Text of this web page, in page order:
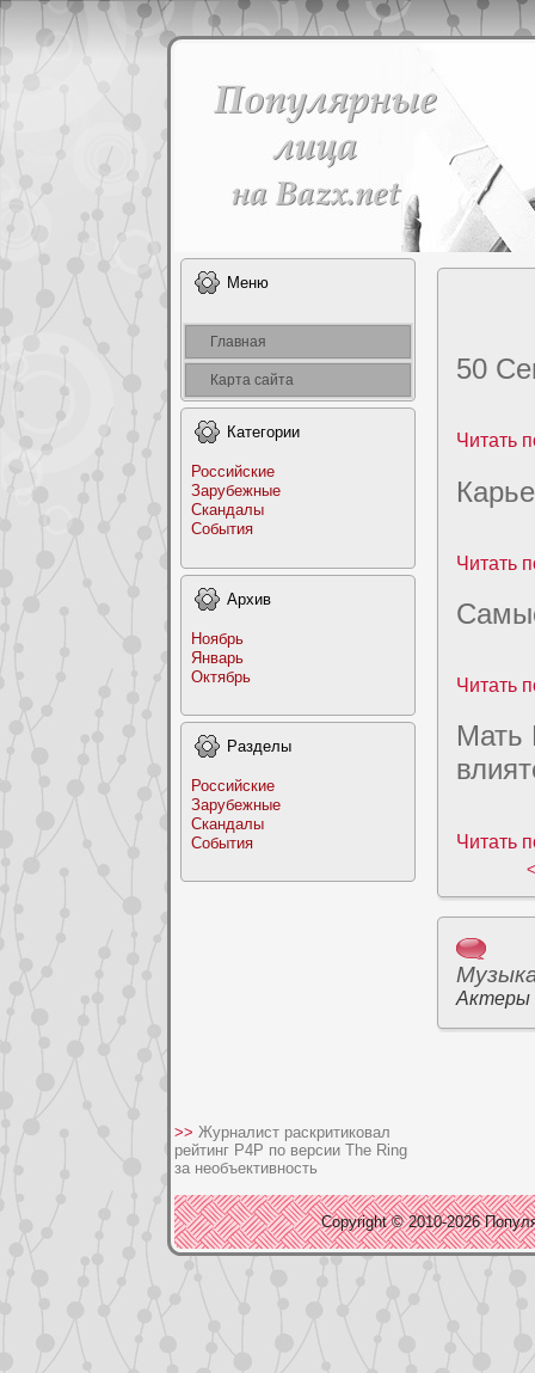
Меню
Главная
Карта сайта
Категоpии
Российские
Заpyбежные
Скандалы
События
Архив
Ноябрь
Январь
Октябрь
Раздeлы
Российские
Заpyбежные
Скандалы
События
50
Читать
Читать
Читать
Мать
Читать
Актеры
>> Журналист раскритиковал
рейтинг P4P по версии The Ring
за необъективность
Copyright © 2010-2026